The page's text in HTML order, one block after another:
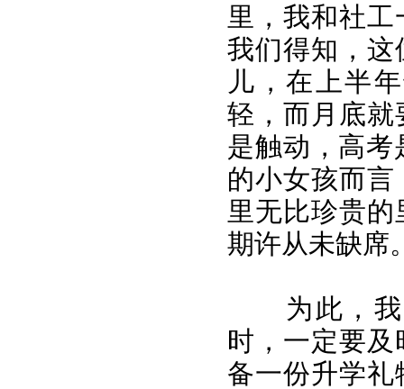
里，我和社
我们得知，
儿，在上半
轻，而月底
是触动，高
的小女孩而
里无比珍贵
期许从未缺席
为此，
时，一定要
备一份升学